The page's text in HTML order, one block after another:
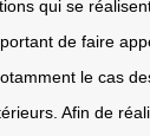
qui se
de faire
le cas
Afin de